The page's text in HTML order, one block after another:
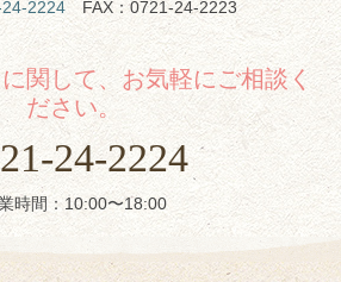
2224 FAX：0721-24-2223
関して、お気軽にご相談く
ださい。
24-2224
時間：10:00〜18:00